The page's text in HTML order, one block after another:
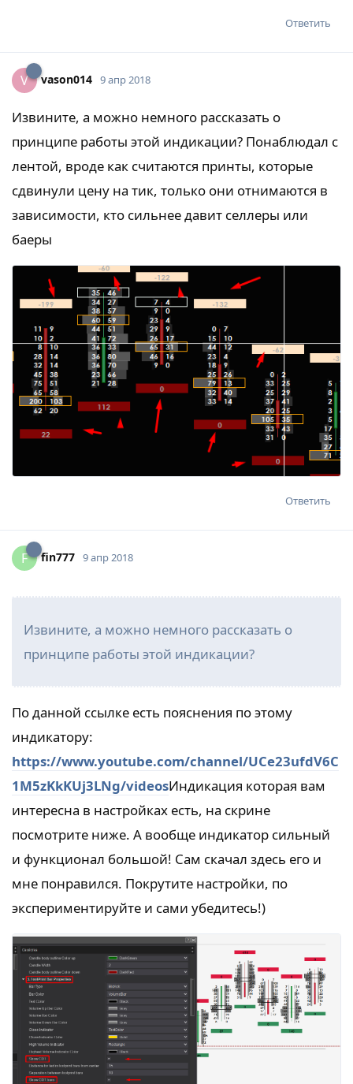
Ответить
V vason014 9 апр 2018
Извините, а можно немного рассказать о
принципе работы этой индикации? Понаблюдал с
лентой, вроде как считаются принты, которые
сдвинули цену на тик, только они отнимаются в
зависимости, кто сильнее давит селлеры или
баеры
Ответить
F fin777 9 апр 2018
Извините, а можно немного рассказать о
принципе работы этой индикации?
По данной ссылке есть пояснения по этому
индикатору:
https://www.youtube.com/channel/UCe23ufdV6C
1M5zKkKUj3LNg/videosИндикация которая вам
интересна в настройках есть, на скрине
посмотрите ниже. А вообще индикатор сильный
и функционал большой! Сам скачал здесь его и
мне понравился. Покрутите настройки, по
экспериментируйте и сами убедитесь!)